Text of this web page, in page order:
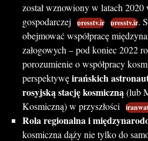
został wznowiony w latach
gospodarczej
presstv.ir presstv.ir.
obejmować współpracę
załogowych – pod koniec 2022
porozumienie o współpracy
perspektywęirańskich
rosyjską stację kosmiczną(lub
Kosmiczną) w przyszłości
Rola regionalna i
kosmiczna dąży nie tylko do